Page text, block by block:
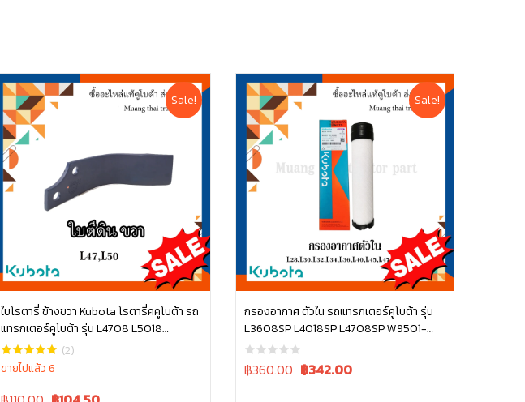
Sale!
ใบโรตารี่ ข้างขวา Kubota โรตารี่คคูโบต้า รถ
แทรกเตอร์คูโบต้า รุ่น L4708 L5018
W9518-54071(2)
ขายไปแล้ว 6
Original
Current
หยิบใส่ตะกร้า
Sale!
กรองอากาศ ตัวใน รถแทรกเตอร์คูโบต้า รุ่น
L3608SP L4018SP L4708SP W9501-
31090B
Original
฿360.00 Current
฿342.00
หยิบใส่ตะกร้า